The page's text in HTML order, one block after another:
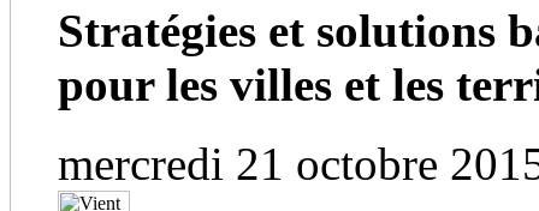
Stratégies et solutions
pour les villes et les
mercredi 21 octobre